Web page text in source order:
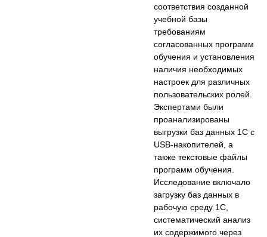
соответствия созданной
учебной базы
требованиям
согласованных программ
обучения и установления
наличия необходимых
настроек для различных
пользовательских ролей.
Экспертами были
проанализированы
выгрузки баз данных 1С с
USB-накопителей, а
также текстовые файлы
программ обучения.
Исследование включало
загрузку баз данных в
рабочую среду 1С,
систематический анализ
их содержимого через